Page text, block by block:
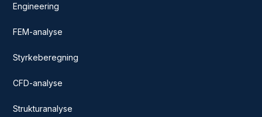
Engineering
FEM-analyse
Styrkeberegning
CFD-analyse
Strukturanalyse